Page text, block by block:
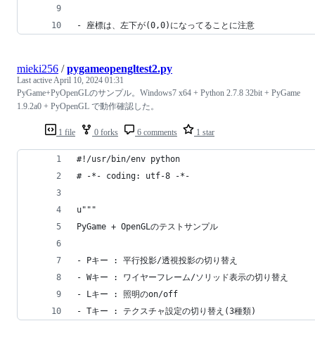
- 座標は、左下が(0,0)になってることに注意
1 file 0 forks 6 comments 1 star
mieki256 /pygameopengltest2.py
Last activeApril 10, 2024 01:31
PyGame+PyOpenGLのサンプル。Windows7 x64 + Python 2.7.8 32bit + PyGame
1.9.2a0 + PyOpenGL で動作確認した。
#!/usr/bin/env python
# -*- coding: utf-8 -*-
u"""
PyGame + OpenGLのテストサンプル
- Pキー : 平行投影/透視投影の切り替え
- Wキー : ワイヤーフレーム/ソリッド表示の切り替え
- Lキー : 照明のon/off
- Tキー : テクスチャ設定の切り替え(3種類)